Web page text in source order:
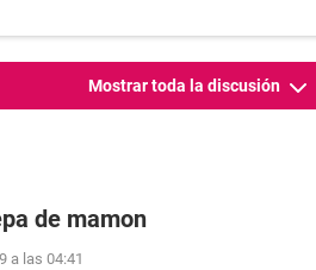
Mostrar toda la discusión
de mamon
a las 04:41